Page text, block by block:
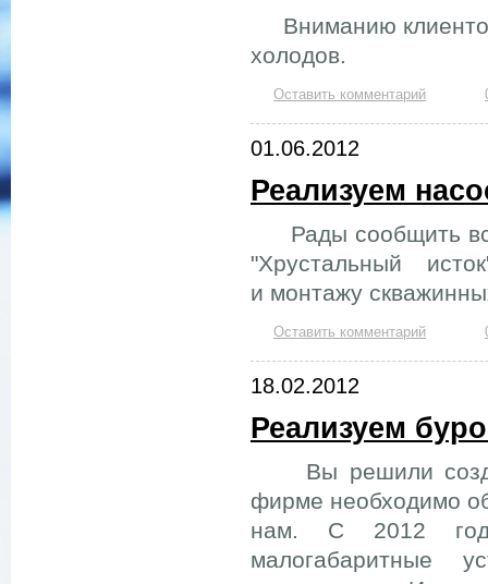
Вниманию
холодов.
Оставить комментарий
01.06.2012
Реализуем
Рады сообщить
"Хрустальный
и монтажу
Оставить комментарий
18.02.2012
Реализуем
Вы решили
фирме необходимо
нам. С 2012 года
малогабаритные